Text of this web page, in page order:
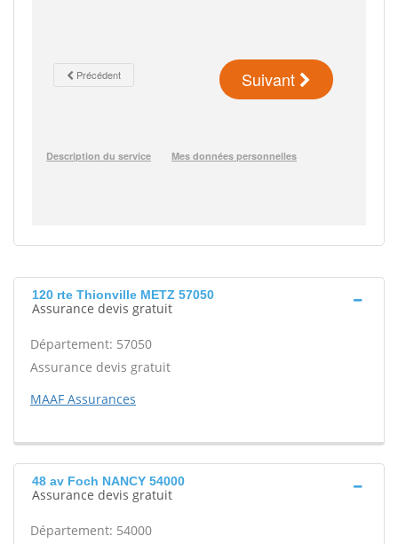
120 rte Thionville METZ 57050
Assurance devis gratuit
Département: 57050
Assurance devis gratuit
MAAF Assurances
48 av Foch NANCY 54000
Assurance devis gratuit
Département: 54000